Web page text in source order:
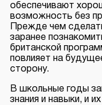
обеспечивают
возможность без
Прежде чем
заранее
британской
повлияет на
сторону.
В школьные годы
знания и навыки, и